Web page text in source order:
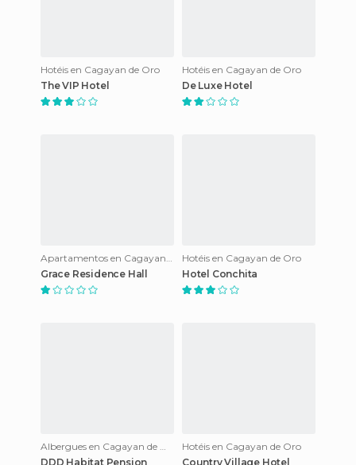
Hotéis en Cagayan de Oro
The VIP Hotel
Hotéis en Cagayan de Oro
De Luxe Hotel
Grace Residence Hall
Hotéis en Cagayan de Oro
Hotel Conchita
DDD Habitat Pension
Hotéis en Cagayan de Oro
Country Village Hotel